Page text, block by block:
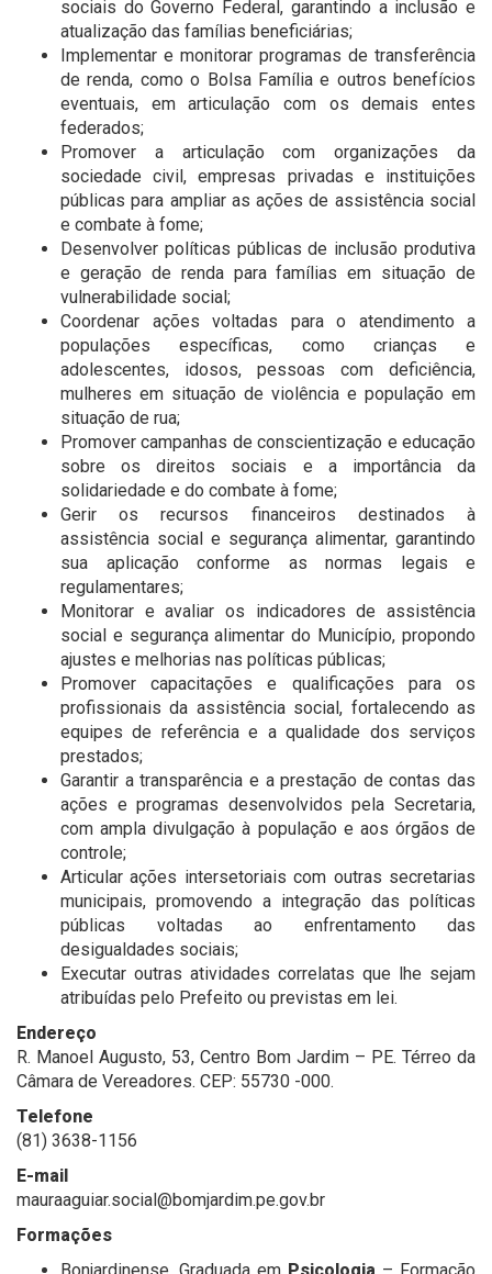
sociais do Governo Federal, garantindo a inclusão e
atualização das famílias beneficiárias;
Implementar e monitorar programas de transferência
de renda, como o Bolsa Família e outros benefícios
eventuais, em articulação com os demais entes
federados;
Promover a articulação com organizações da
sociedade civil, empresas privadas e instituições
públicas para ampliar as ações de assistência social
e combate à fome;
Desenvolver políticas públicas de inclusão produtiva
e geração de renda para famílias em situação de
vulnerabilidade social;
Coordenar ações voltadas para o atendimento a
populações específicas, como crianças e
adolescentes, idosos, pessoas com deficiência,
mulheres em situação de violência e população em
situação de rua;
Promover campanhas de conscientização e educação
sobre os direitos sociais e a importância da
solidariedade e do combate à fome;
Gerir os recursos financeiros destinados à
assistência social e segurança alimentar, garantindo
sua aplicação conforme as normas legais e
regulamentares;
Monitorar e avaliar os indicadores de assistência
social e segurança alimentar do Município, propondo
ajustes e melhorias nas políticas públicas;
Promover capacitações e qualificações para os
profissionais da assistência social, fortalecendo as
equipes de referência e a qualidade dos serviços
prestados;
Garantir a transparência e a prestação de contas das
ações e programas desenvolvidos pela Secretaria,
com ampla divulgação à população e aos órgãos de
controle;
Articular ações intersetoriais com outras secretarias
municipais, promovendo a integração das políticas
públicas voltadas ao enfrentamento das
desigualdades sociais;
Executar outras atividades correlatas que lhe sejam
atribuídas pelo Prefeito ou previstas em lei.
Endereço
R. Manoel Augusto, 53, Centro Bom Jardim – PE. Térreo da
Câmara de Vereadores. CEP: 55730 -000.
Telefone
(81) 3638-1156
E-mail
mauraaguiar.social@bomjardim.pe.gov.br
Formações